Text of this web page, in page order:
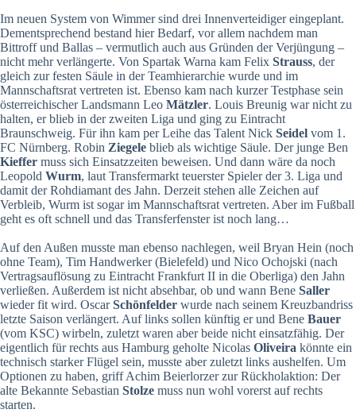
Im neuen System von Wimmer sind drei Innenverteidiger eingeplant.
Dementsprechend bestand hier Bedarf, vor allem nachdem man
Bittroff und Ballas – vermutlich auch aus Gründen der Verjüngung –
nicht mehr verlängerte. Von Spartak Warna kam Felix Strauss, der
gleich zur festen Säule in der Teamhierarchie wurde und im
Mannschaftsrat vertreten ist. Ebenso kam nach kurzer Testphase sein
österreichischer Landsmann Leo Mätzler. Louis Breunig war nicht zu
halten, er blieb in der zweiten Liga und ging zu Eintracht
Braunschweig. Für ihn kam per Leihe das Talent Nick Seidel vom 1.
FC Nürnberg. Robin Ziegele blieb als wichtige Säule. Der junge Ben
Kieffer muss sich Einsatzzeiten beweisen. Und dann wäre da noch
Leopold Wurm, laut Transfermarkt teuerster Spieler der 3. Liga und
damit der Rohdiamant des Jahn. Derzeit stehen alle Zeichen auf
Verbleib, Wurm ist sogar im Mannschaftsrat vertreten. Aber im Fußball
geht es oft schnell und das Transferfenster ist noch lang…
Auf den Außen musste man ebenso nachlegen, weil Bryan Hein (noch
ohne Team), Tim Handwerker (Bielefeld) und Nico Ochojski (nach
Vertragsauflösung zu Eintracht Frankfurt II in die Oberliga) den Jahn
verließen. Außerdem ist nicht absehbar, ob und wann Bene Saller
wieder fit wird. OscarSchönfelder wurde nach seinem Kreuzbandriss
letzte Saison verlängert. Auf links sollen künftig er und Bene Bauer
(vom KSC) wirbeln, zuletzt waren aber beide nicht einsatzfähig. Der
eigentlich für rechts aus Hamburg geholte Nicolas Oliveira könnte ein
technisch starker Flügel sein, musste aber zuletzt links aushelfen. Um
Optionen zu haben, griff Achim Beierlorzer zur Rückholaktion: Der
alte Bekannte Sebastian Stolze muss nun wohl vorerst auf rechts
starten.